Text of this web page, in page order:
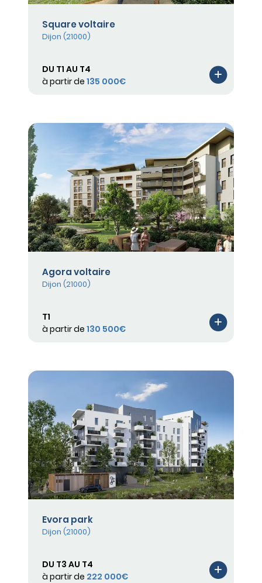
Square voltaire
Dijon (21000)
DU T1 AU T4
à partir de 135 000€
Agora voltaire
Dijon (21000)
T1
à partir de 130 500€
Evora park
Dijon (21000)
DU T3 AU T4
à partir de 222 000€